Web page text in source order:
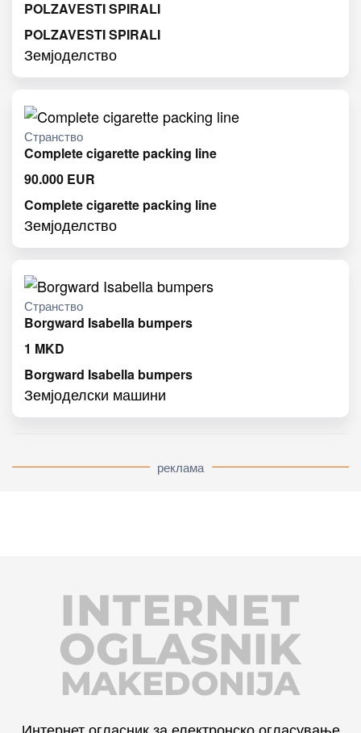
POLZAVESTI SPIRALI
POLZAVESTI SPIRALI
Земјоделство
Странство
Complete cigarette packing line
90.000 EUR
Complete cigarette packing line
Земјоделство
Странство
Borgward Isabella bumpers
1 MKD
Borgward Isabella bumpers
Земјоделски машини
реклама
INTERNET
MAKEDONIJA
OGLASNIK
Интернет огласник за електронско огласување